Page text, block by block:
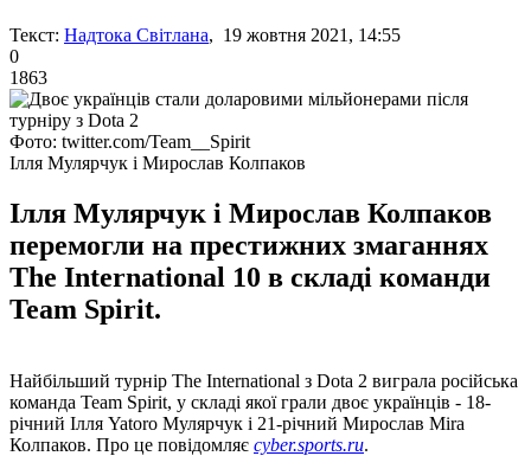
Текст: Надтока Світлана, 19 жовтня 2021, 14:55
0
1863
Фото: twitter.com/Team__Spirit
Ілля Мулярчук і Мирослав Колпаков
Ілля Мулярчук і Мирослав Колпаков
перемогли на престижних змаганнях
The International 10 в складі команди
Team Spirit.
Найбільший турнір The International з Dota 2 виграла російська
команда Team Spirit, у складі якої грали двоє українців - 18-
річний Ілля Yatoro Мулярчук і 21-річний Мирослав Mira
Колпаков. Про це повідомляє cyber.sports.ru.